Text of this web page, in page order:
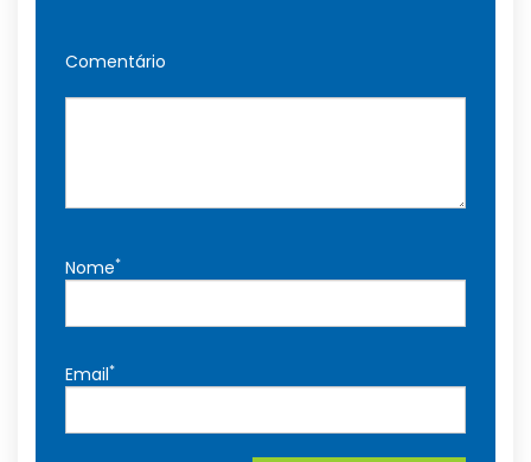
Comentário
Nome*
Email*